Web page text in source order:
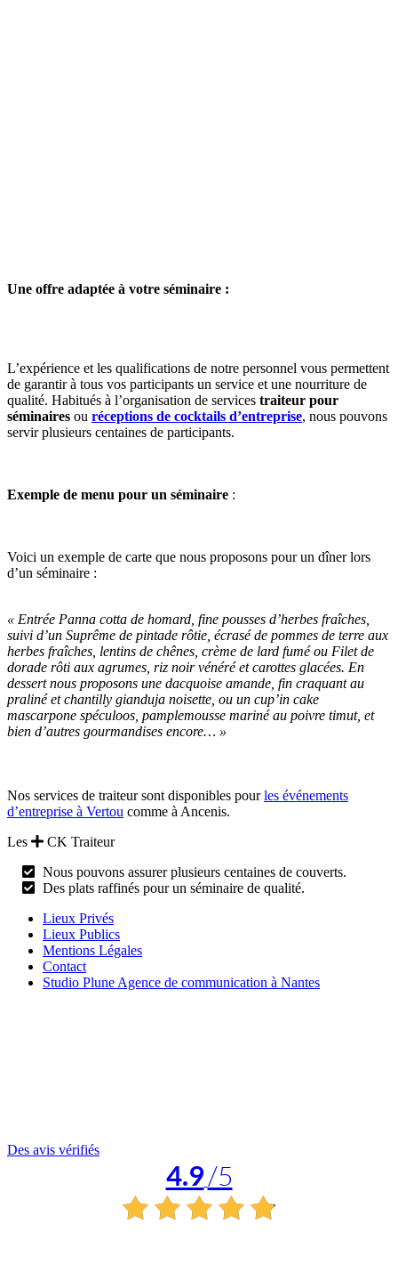
Une offre adaptée à votre séminaire :
L’expérience et les qualifications de notre personnel vous permettent
de garantir à tous vos participants un service et une nourriture de
qualité. Habitués à l’organisation de services traiteur pour
séminaires ou réceptions de cocktails d’entreprise, nous pouvons
servir plusieurs centaines de participants.
Exemple de menu pour un séminaire :
Voici un exemple de carte que nous proposons pour un dîner lors
d’un séminaire :
« Entrée Panna cotta de homard, fine pousses d’herbes fraîches,
suivi d’un Suprême de pintade rôtie, écrasé de pommes de terre aux
herbes fraîches, lentins de chênes, crème de lard fumé ou Filet de
dorade rôti aux agrumes, riz noir vénéré et carottes glacées. En
dessert nous proposons une dacquoise amande, fin craquant au
praliné et chantilly gianduja noisette, ou un cup’in cake
mascarpone spéculoos, pamplemousse mariné au poivre timut, et
bien d’autres gourmandises encore… »
Nos services de traiteur sont disponibles pourles événements
d’entreprise à Vertou comme à Ancenis.
Les
CK Traiteur
Nous pouvons assurer plusieurs centaines de couverts.
Des plats raffinés pour un séminaire de qualité.
Lieux Privés
Lieux Publics
Mentions Légales
Contact
Studio Plune Agence de communication à Nantes
Des avis vérifiés
4.9/5